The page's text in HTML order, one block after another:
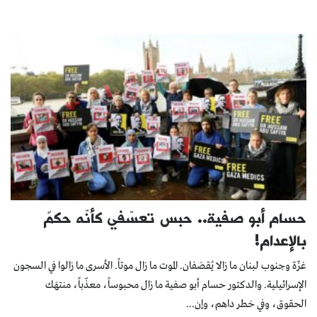
حسام أبو صفية.. حبس تعسّفي كأنّه حكمٌ
بالإعدام!
غزّة وجنوب لبنان ما زالا يُقصَفان. الموت ما زال موتاً. الأسرى ما زالوا في السجون
الإسرائيلية. والدكتور حسام أبو صفية ما زال محبوساً، معذّباً، منتهَك
الحقوق، وفي خطر داهم، وإن...